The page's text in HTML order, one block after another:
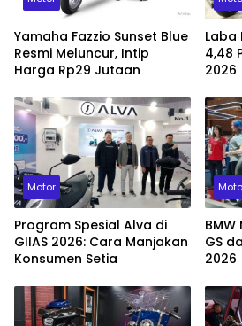
Yamaha Fazzio Sunset Blue
Resmi Meluncur, Intip
Harga Rp29 Jutaan
Laba
4,48
2026
Motor
Program Spesial Alva di
GIIAS 2026: Cara Manjakan
Konsumen Setia
GS
2026